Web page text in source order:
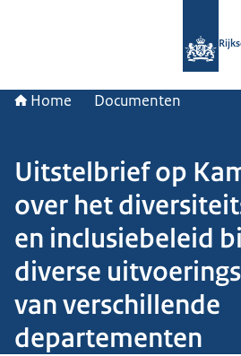
Home Documenten
Uitstelbrief op
over het
en inclusiebeleid
diverse
van verschillende
departementen